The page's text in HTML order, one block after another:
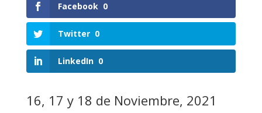
Facebook 0
Twitter 0
LinkedIn 0
16, 17 y 18 de Noviembre, 2021